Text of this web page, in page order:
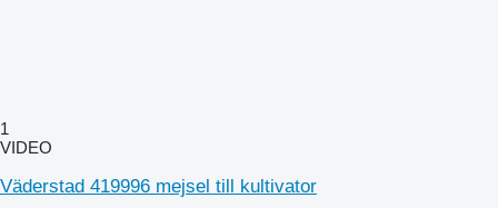
1
VIDEO
Väderstad 419996 mejsel till kultivator